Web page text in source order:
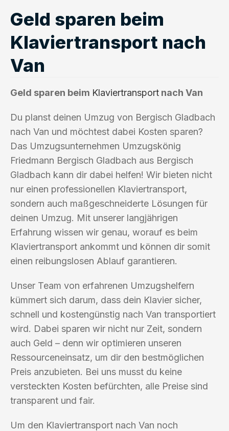
Geld sparen beim
Klaviertransport nach
Van
Geld sparen beim Klaviertransport nach Van
Du planst deinen Umzug von Bergisch Gladbach
nach Van und möchtest dabei Kosten sparen?
Das Umzugsunternehmen Umzugskönig
Friedmann Bergisch Gladbach aus Bergisch
Gladbach kann dir dabei helfen! Wir bieten nicht
nur einen professionellen Klaviertransport,
sondern auch maßgeschneiderte Lösungen für
deinen Umzug. Mit unserer langjährigen
Erfahrung wissen wir genau, worauf es beim
Klaviertransport ankommt und können dir somit
einen reibungslosen Ablauf garantieren.
Unser Team von erfahrenen Umzugshelfern
kümmert sich darum, dass dein Klavier sicher,
schnell und kostengünstig nach Van transportiert
wird. Dabei sparen wir nicht nur Zeit, sondern
auch Geld – denn wir optimieren unseren
Ressourceneinsatz, um dir den bestmöglichen
Preis anzubieten. Bei uns musst du keine
versteckten Kosten befürchten, alle Preise sind
transparent und fair.
Um den Klaviertransport nach Van noch